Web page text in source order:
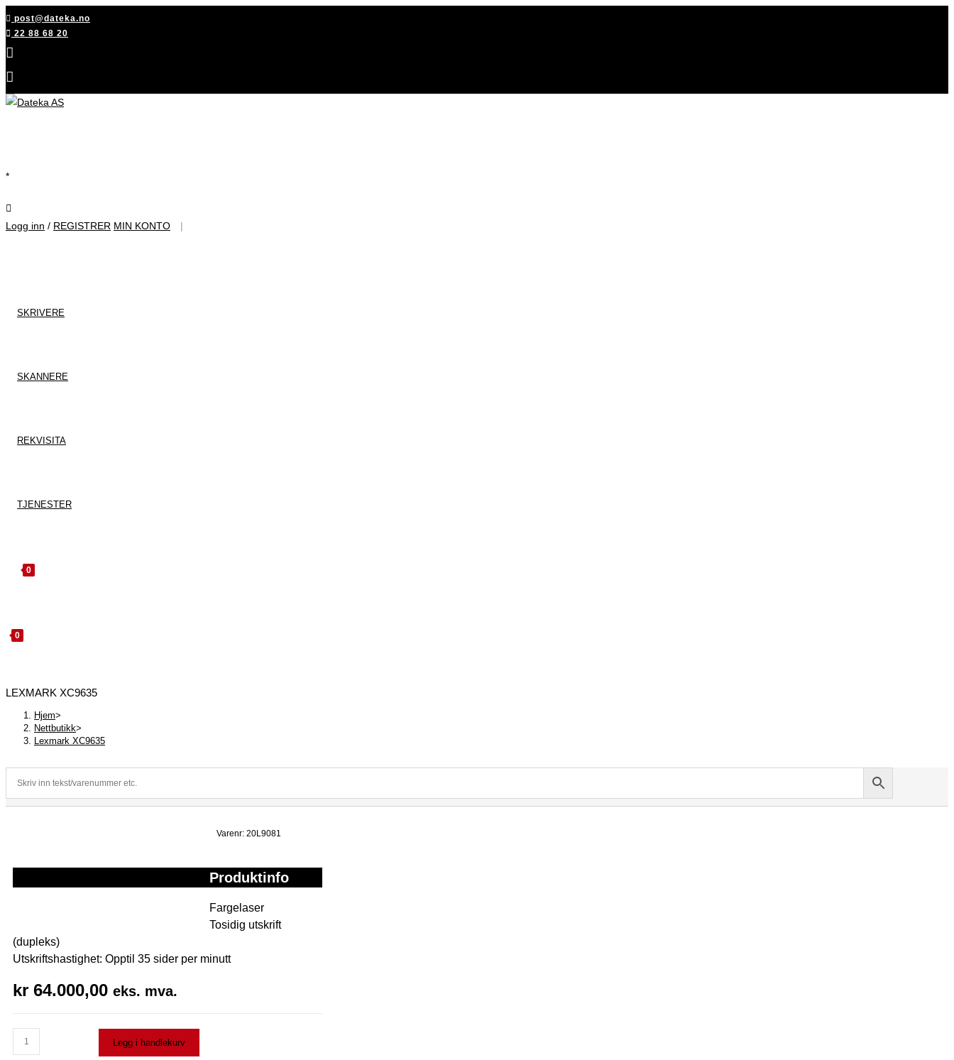
Skip
to
content
post@dateka.no
22 88 68 20
*
Logg inn / REGISTRER MIN KONTO |
SKRIVERE
SKANNERE
REKVISITA
TJENESTER
0
0
LEXMARK XC9635
Hjem>
Nettbutikk>
Lexmark XC9635
Varenr: 20L9081
Produktinfo
Fargelaser
Tosidig utskrift
(dupleks)
Utskriftshastighet: Opptil 35 sider per minutt
kr 64.000,00 eks. mva.
Lexmark
XC9635
Legg i handlekurv